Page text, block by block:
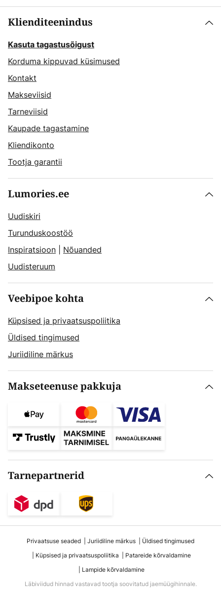
Klienditeenindus
Kasuta tagastusõigust
Korduma kippuvad küsimused
Kontakt
Makseviisid
Tarneviisid
Kaupade tagastamine
Kliendikonto
Tootja garantii
Lumories.ee
Uudiskiri
Turunduskoostöö
Inspiratsioon
Nõuanded
Uudisteruum
Veebipoe kohta
Küpsised ja privaatsuspoliitika
Üldised tingimused
Juriidiline märkus
Makseteenuse pakkuja
Tarnepartnerid
Privaatsuse seaded Juriidiline märkus
Üldised tingimused
Küpsised ja privaatsuspoliitika
Patareide kõrvaldamine
Lampide kõrvaldamine
Läbiviidud hinnad vastavad tootja soovitatud jaemüügihinnale.